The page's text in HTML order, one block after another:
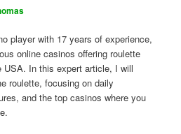
player with 17 years of experience,
online casinos offering roulette
USA. In this expert article, I will
roulette, focusing on daily
and the top casinos where you